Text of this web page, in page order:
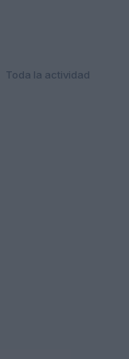
Toda la actividad